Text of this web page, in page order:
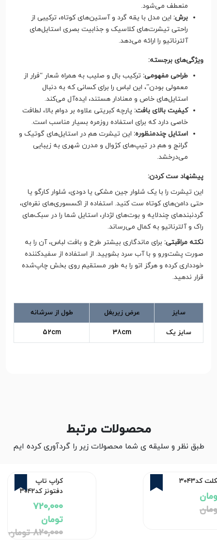
منعطف می‌شود.
برش: این مدل با یقه گرد و آستین‌های کوتاه، ترکیبی از
راحتی تیشرت‌های کلاسیک و جذابیت بصری استایل‌های
آلترناتیو را ارائه می‌دهد.
ویژگی‌های برجسته:
طراحی مفهومی: ترکیب بال و صلیب به همراه شعار “فرار از
معمولی بودن”، این لباس را برای کسانی که به دنبال
استایل‌های خاص و معنادار هستند، ایده‌آل می‌کند.
کیفیت بالای بافت: پارچه کبریتی علاوه بر دوام بالا، لطافت
خاصی دارد که برای استفاده روزمره بسیار مناسب است.
استایل چندمنظوره: این تیشرت هم در استایل‌های گوتیک و
گرانج و هم در تیپ‌های کژوال و مدرن شهری به زیبایی
می‌درخشد.
پیشنهاد ست کردن:
این تیشرت را با یک شلوار جین مشکی یا دودی، شلوار کارگو یا
حتی دامن‌های کوتاه ست کنید. استفاده از اکسسوری‌های نقره‌ای،
گردنبندهای چندلایه و بوت‌های لژدار، استایل شما را در سبک‌های
راک و آلترناتیو به کمال می‌رساند.
نکته مراقبتی: برای ماندگاری بیشتر طرح و بافت لباس، آن را به
صورت پشت‌ورو و با آب سرد بشویید. از استفاده از سفیدکننده
خودداری کرده و هرگز اتو را به طور مستقیم روی بخش چاپ‌شده
قرار ندهید.
سایز عرض زیربغل طول از سرشانه
سایز یک 38cm
52cm
محصولات مرتبط
طبق نظر و سلیقه ی شما محصولات زیر را گردآوری کرده ایم
12% کراپ تاپ دفتونز کد۳۰۴۲